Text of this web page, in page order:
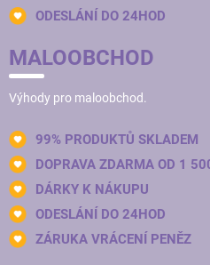
ODESLÁNÍ DO 24HOD
MALOOBCHOD
Výhody pro maloobchod.
99% PRODUKTŮ SKLADEM
DOPRAVA ZDARMA OD 1
DÁRKY K NÁKUPU
ODESLÁNÍ DO 24HOD
ZÁRUKA VRÁCENÍ PENĚZ